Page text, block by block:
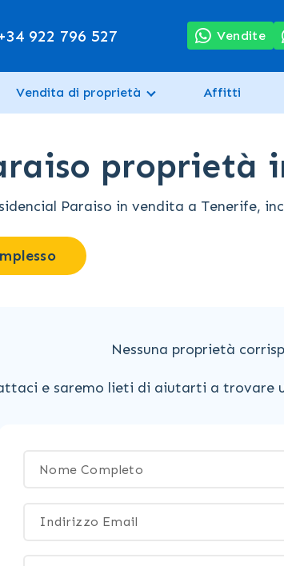
922 796 527 Vendite
Vendita di proprietà Affitti
proprietà
Paraiso in vendita a Tenerife,
Nessuna proprietà
e saremo lieti di aiutarti a trovare